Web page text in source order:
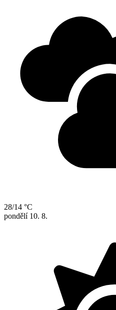
28/14 °C
pondělí 10. 8.